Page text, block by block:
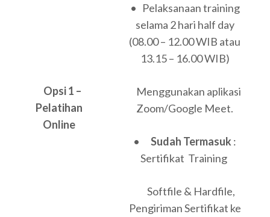
Opsi 1 –
Pelatihan
Online
• Pelaksanaan training
selama 2 hari half day
(08.00 – 12.00 WIB atau
13.15 – 16.00 WIB)
Menggunakan aplikasi
Zoom/Google Meet.
• Sudah Termasuk :
Sertifikat Training
Softfile & Hardfile,
Pengiriman Sertifikat ke